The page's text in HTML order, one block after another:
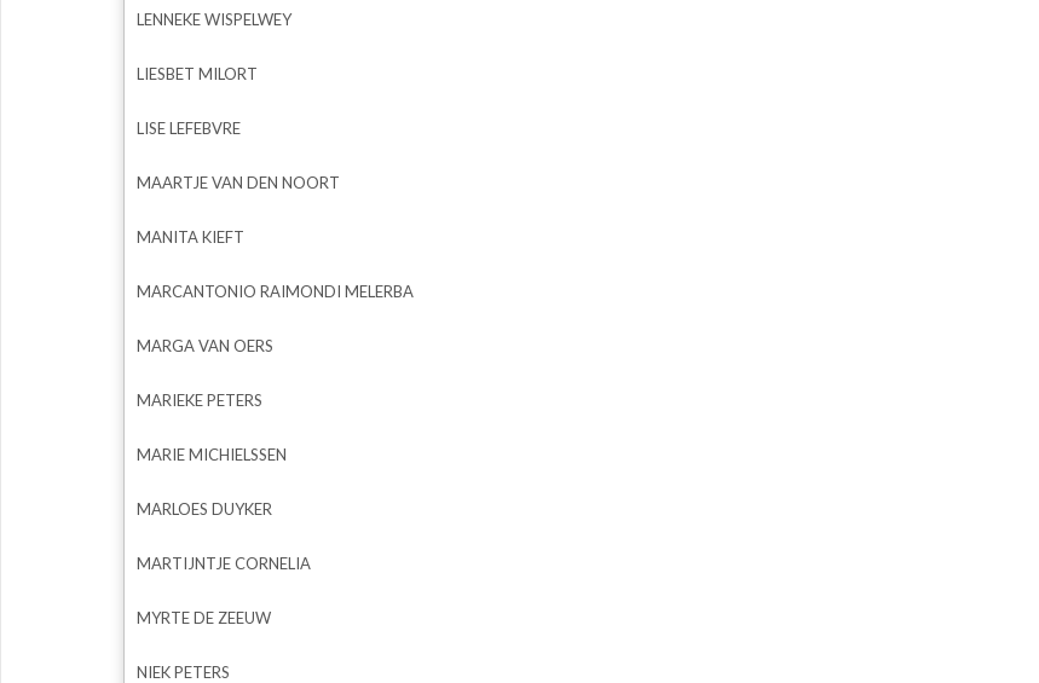
LENNEKE WISPELWEY
LIESBET MILORT
LISE LEFEBVRE
MAARTJE VAN DEN NOORT
MANITA KIEFT
MARCANTONIO RAIMONDI MELERBA
MARGA VAN OERS
MARIEKE PETERS
MARIE MICHIELSSEN
MARLOES DUYKER
MARTIJNTJE CORNELIA
MYRTE DE ZEEUW
NIEK PETERS